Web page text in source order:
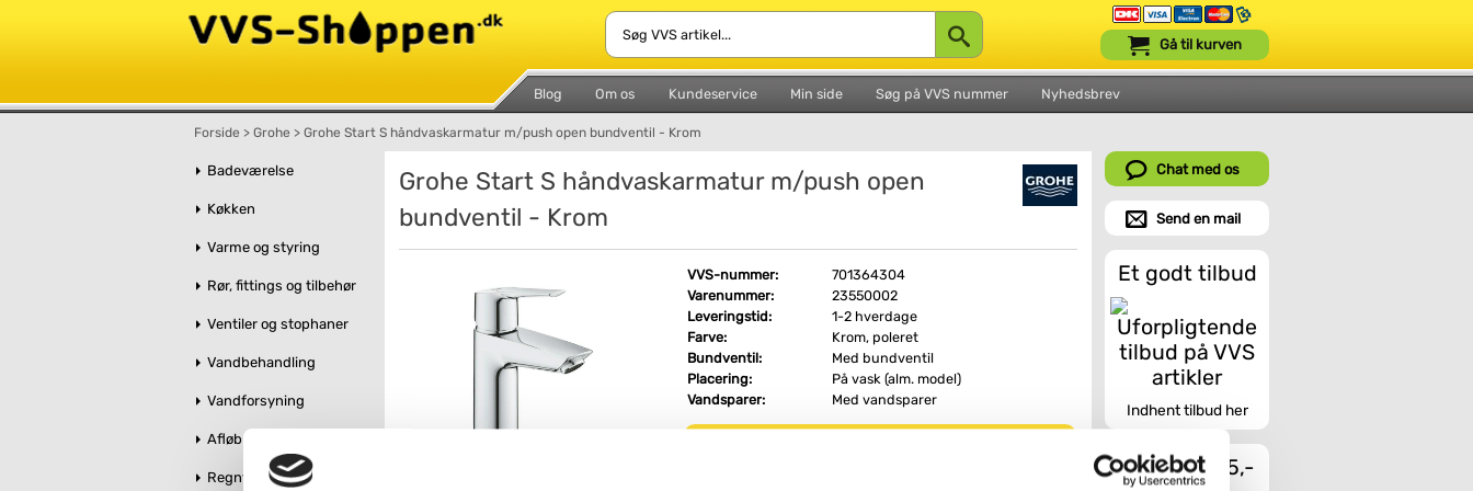
Blog Om os Kundeservice Min side Søg på VVS nummer Nyhedsbrev
Gå til kurven
Forside > Grohe > Grohe Start S håndvaskarmatur m/push open bundventil - Krom
Badeværelse
Køkken
Varme og styring
Rør, fittings og tilbehør
Ventiler og stophaner
Vandbehandling
Vandforsyning
Afløb og kloak
Regnvandshåndtering
Grohe Start S håndvaskarmatur m/push open
bundventil - Krom
VVS-nummer:
701364304
Varenummer:
23550002
Leveringstid:
1-2 hverdage
Farve:
Krom, poleret
Bundventil:
Med bundventil
Placering:
På vask (alm. model)
Vandsparer:
Med vandsparer
Chat med os
Send en mail
Et godt tilbud
Indhent tilbud her
Fragt fra 45,-